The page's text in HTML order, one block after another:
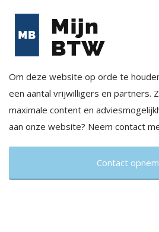
Om deze website op orde te
een aantal vrijwilligers en partners.
maximale content en
aan onze website? Neem contact
Contact